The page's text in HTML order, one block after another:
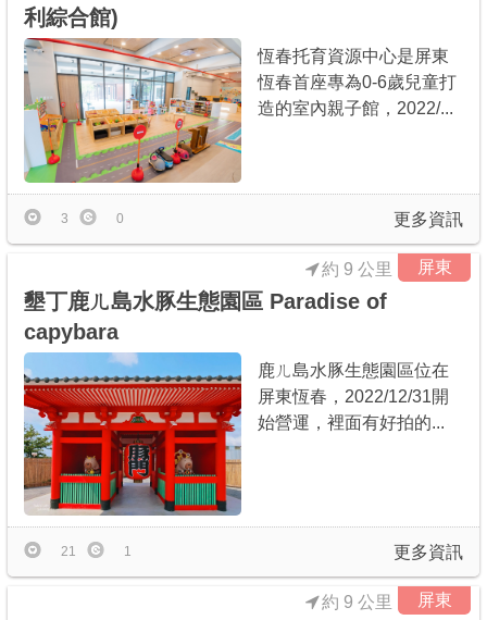
利綜合館)
恆春托育資源中心是屏東
恆春首座專為0-6歲兒童打
造的室內親子館，2022/...
更多資訊
3 0
屏東
墾丁鹿ㄦ島水豚生態園區 Paradise of
capybara
約 9 公里
鹿ㄦ島水豚生態園區位在
屏東恆春，2022/12/31開
始營運，裡面有好拍的...
更多資訊
21 1
屏東
約 9 公里